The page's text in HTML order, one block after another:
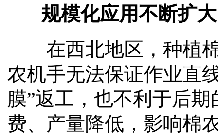
规模化应用不断扩大
在西北地区，种植棉
农机手无法保证作业直
膜”返工，也不利于后
费、产量降低，影响棉